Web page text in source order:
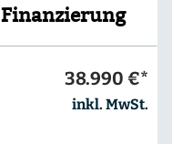
Finanzierung
38.990 €*
inkl. MwSt.